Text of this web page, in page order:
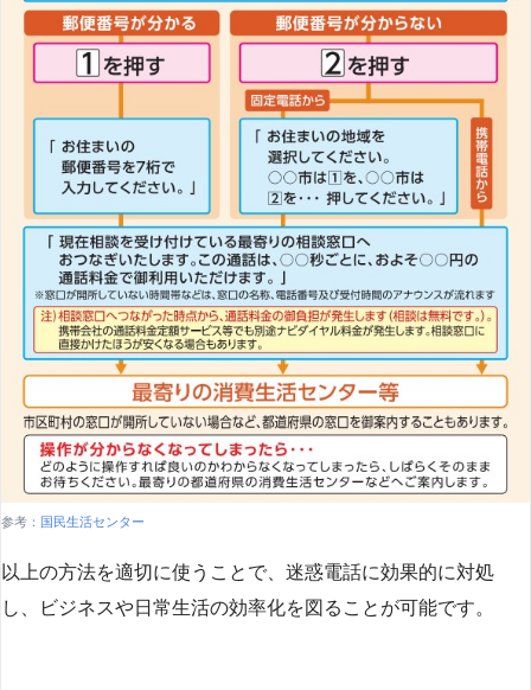
参考： 国民生活センター
以上の方法を適切に使うことで、迷惑電話に効果的に対処
し、ビジネスや日常生活の効率化を図ることが可能です。